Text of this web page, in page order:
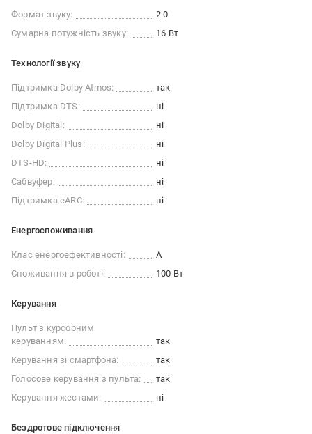
Формат звуку:
2.0
Сумарна потужність звуку:
16 Вт
Технології звуку
Підтримка Dolby Atmos:
так
Підтримка DTS:
ні
Dolby Digital:
ні
Dolby Digital Plus:
ні
DTS-HD:
ні
Сабвуфер:
ні
Підтримка eARC:
ні
Енергоспоживання
Клас енергоефективності:
A
Споживання в роботі:
100 Вт
Керування
Пульт з курсорним
керуванням:
так
Керування зі смартфона:
так
Голосове керування з пульта:
так
Керування жестами:
ні
Бездротове підключення